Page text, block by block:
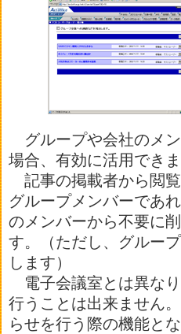
グループや会社のメ
場合、有効に活用できま
記事の掲載者から閲
グループメンバーであ
のメンバーから不要に
す。（ただし、グルー
します）
電子会議室とは異な
行うことは出来ません
らせを行う際の機能と